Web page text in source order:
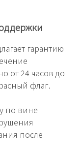
гарантию
от 24 часов до
флаг.
по вине
после